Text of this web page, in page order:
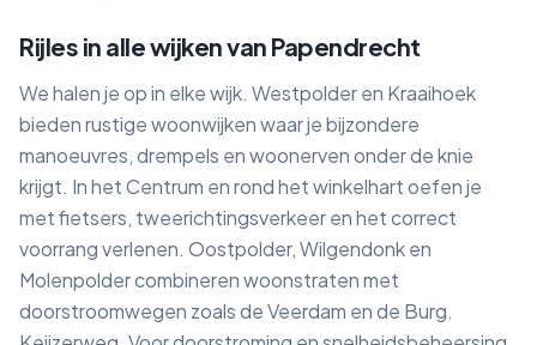
Rijles in alle wijken van Papendrecht
We halen je op in elke wijk. Westpolder en Kraaihoek
bieden rustige woonwijken waar je bijzondere
manoeuvres, drempels en woonerven onder de knie
krijgt. In het Centrum en rond het winkelhart oefen je
met fietsers, tweerichtingsverkeer en het correct
voorrang verlenen. Oostpolder, Wilgendonk en
Molenpolder combineren woonstraten met
doorstroomwegen zoals de Veerdam en de Burg.